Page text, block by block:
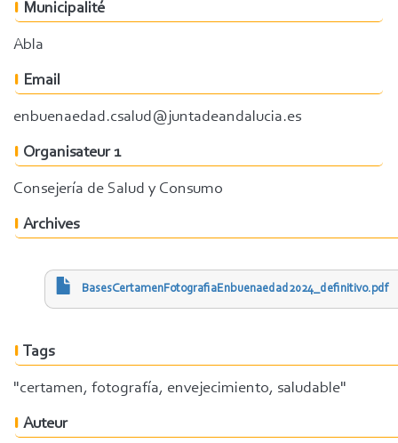
Municipalité
Abla
Email
enbuenaedad.csalud@juntadeandalucia.es
Organisateur 1
Consejería de Salud y Consumo
Archives
BasesCertamenFotografiaEnbuenaedad2024_definitivo.pdf
Tags
"certamen, fotografía, envejecimiento, saludable"
Auteur